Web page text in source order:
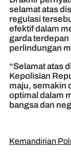
selamat atas
regulasi
efektif dalam
garda terdepan
perlindungan
“Selamat atas
Kepolisian
maju, semakin
optimal dalam
bangsa dan
Kemandirian